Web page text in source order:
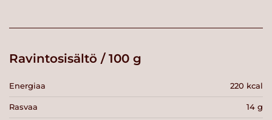
Ravintosisältö / 100 g
Energiaa 220 kcal
Rasvaa 14 g